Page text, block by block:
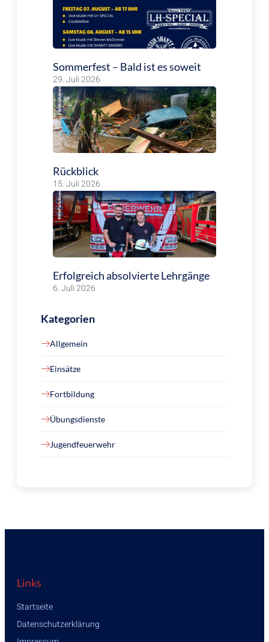
Sommerfest – Bald ist es soweit
29. Juli 2026
Rückblick
15. Juli 2026
Erfolgreich absolvierte Lehrgänge
6. Juli 2026
Kategorien
Allgemein
Einsätze
Fortbildung
Übungsdienste
Jugendfeuerwehr
Links
Startseite
Datenschutzerklärung